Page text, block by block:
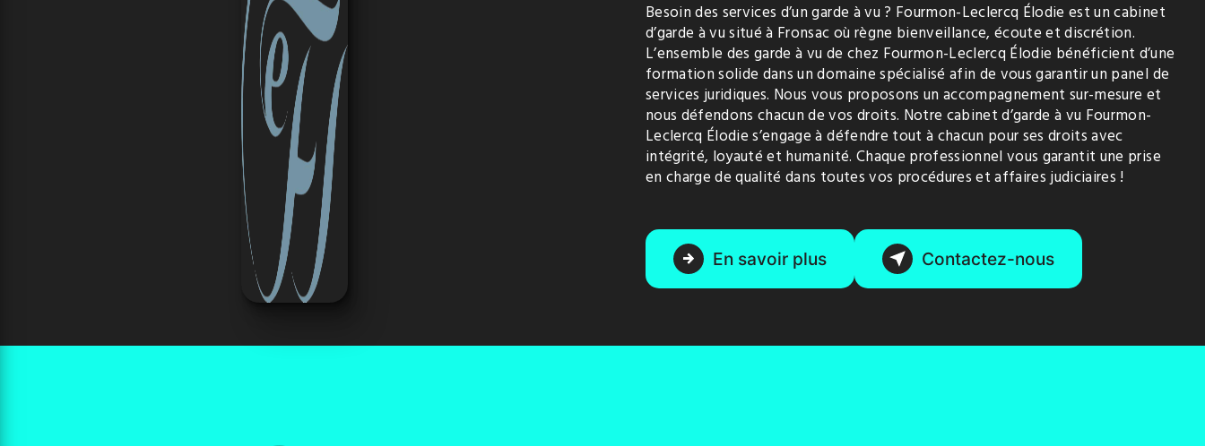
Besoin des services d’un garde à vu ? Fourmon-Leclercq Élodie est un cabinet
d’garde à vu situé à Fronsac où règne bienveillance, écoute et discrétion.
L’ensemble des garde à vu de chez Fourmon-Leclercq Élodie bénéficient d’une
formation solide dans un domaine spécialisé afin de vous garantir un panel de
services juridiques. Nous vous proposons un accompagnement sur-mesure et
nous défendons chacun de vos droits. Notre cabinet d’garde à vu Fourmon-
Leclercq Élodie s’engage à défendre tout à chacun pour ses droits avec
intégrité, loyauté et humanité. Chaque professionnel vous garantit une prise
en charge de qualité dans toutes vos procédures et affaires judiciaires !
En savoir plus Contactez-nous